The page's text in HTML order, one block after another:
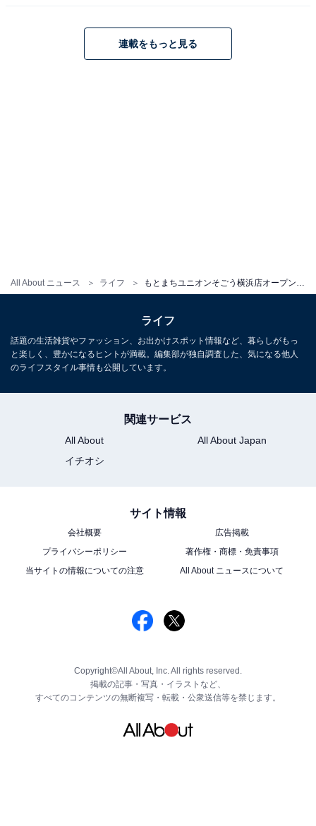
All About ニュース ライフ
連載をもっと見る
ライフ
話題の生活雑貨やファッション、お出かけスポット情報など、暮らしがもっ
と楽しく、豊かになるヒントが満載。編集部が独自調査した、気になる他人
のライフスタイル事情も公開しています。
関連サービス
All About
All About Japan
イチオシ
サイト情報
会社概要
広告掲載
プライバシーポリシー
著作権・商標・免責事項
当サイトの情報についての注意
All About ニュースについて
Copyright©All About, Inc. All rights reserved.
掲載の記事・写真・イラストなど、
すべてのコンテンツの無断複写・転載・公衆送信等を禁じます。